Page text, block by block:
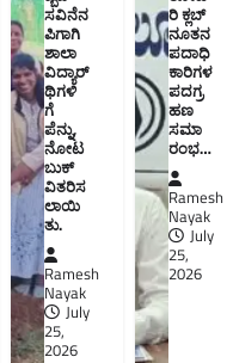
ಸವಿನೆನ
ಪಿಗಾಗಿ
ಶಾಲಾ
ವಿದ್ಯಾರ್
ಥಿಗಳಿ
ಗೆ
ಪೆನ್ನು,
ನೋಟ
ಬುಕ್
ವಿತರಿಸ
ಲಾಯಿ
ತು.
Ramesh
Nayak
July
25,
2026
ರಿ ಕ್ಲಬ್
ನೂತನ‌
ಪದಾಧಿ
ಕಾರಿಗಳ
ಪದಗ್ರ
ಹಣ
ಸಮಾ
ರಂಭ…
Ramesh
Nayak
July
25,
2026